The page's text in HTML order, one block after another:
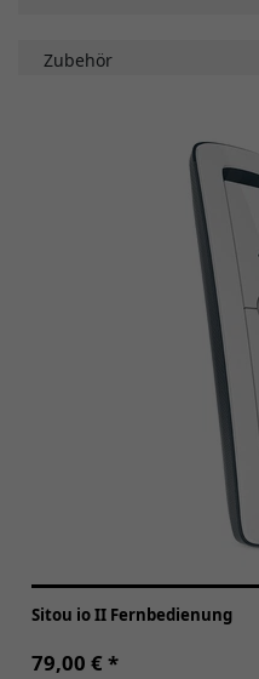
Zubehör
Sitou io II Fernbedienung
79,00 € *